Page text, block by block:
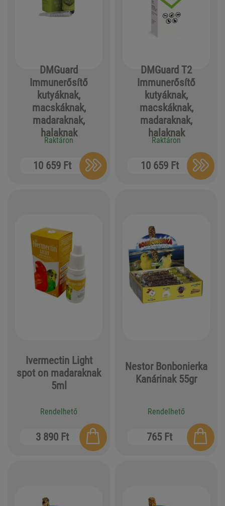
DMGuard
Immunerősítő
kutyáknak,
macskáknak,
madaraknak,
halaknak
Raktáron
10 659 Ft
DMGuard T2
Immunerősítő
kutyáknak,
macskáknak,
madaraknak,
halaknak
Raktáron
10 659 Ft
Ivermectin Light
spot on madaraknak
5ml
Rendelhető
3 890 Ft
Nestor Bonbonierka
Kanárinak 55gr
Rendelhető
765 Ft